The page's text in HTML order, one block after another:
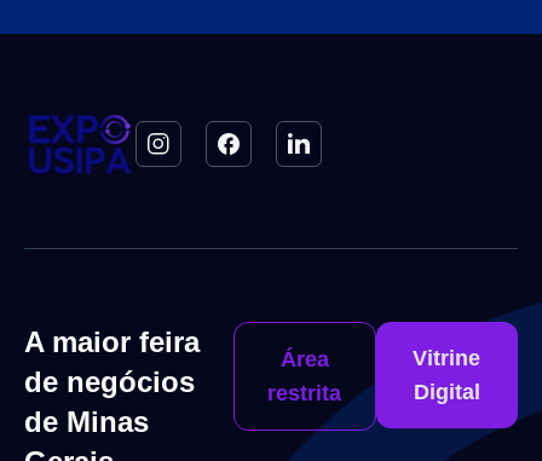
A maior feira
de negócios
de Minas
Área
restrita
Vitrine
Digital